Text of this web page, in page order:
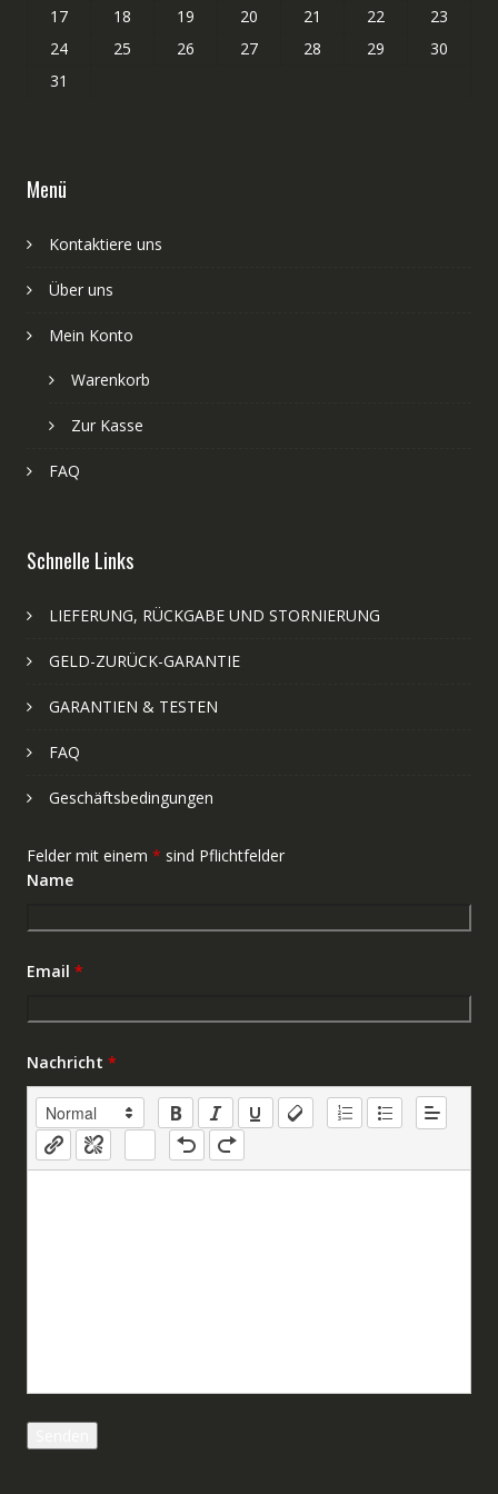
17
18 19 20 21 22
23
24
25 26 27 28 29
30
31
Menü
Kontaktiere uns
Über uns
Mein Konto
Warenkorb
Zur Kasse
FAQ
Schnelle Links
LIEFERUNG, RÜCKGABE UND STORNIERUNG
GELD-ZURÜCK-GARANTIE
GARANTIEN & TESTEN
FAQ
Geschäftsbedingungen
Felder mit einem * sind Pflichtfelder
Name
Email *
Nachricht *